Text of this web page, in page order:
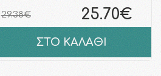
29.38€ 25.70€
ΣΤΟ ΚΑΛΑΘΙ